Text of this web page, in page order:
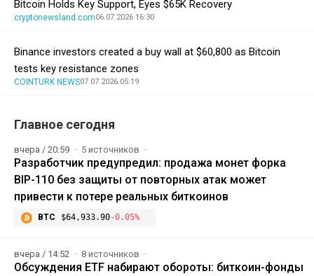
Bitcoin Holds Key Support, Eyes $65K Recovery
cryptonewsland.com06.07.2026 16:30
Binance investors created a buy wall at $60,800 as Bitcoin
tests key resistance zones
COINTURK NEWS07.07.2026 05:19
Главное сегодня
вчера / 20:59 5 источников
Разработчик предупредил: продажа монет форка
BIP-110 без защиты от повторных атак может
привести к потере реальных биткоинов
BTC $64,933.90-0.05%
вчера / 14:52 8 источников
Обсуждения ETF набирают обороты: биткоин-фонды